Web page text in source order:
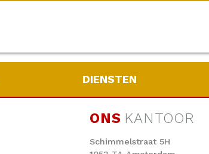
DIENSTEN
ONS KANTOOR
Schimmelstraat 5H